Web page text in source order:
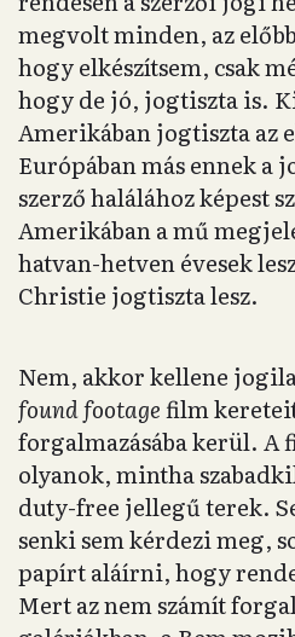
megvolt minden, az
hogy elkészítsem, csak
hogy de jó, jogtiszta is.
Amerikában jogtiszta az
Európában más ennek a
szerző halálához képest
Amerikában a mű
hatvan-hetven évesek
Christie jogtiszta lesz.
Nem, akkor kellene
found footagefilm
forgalmazásába kerül. A
olyanok, mintha
duty-free jellegű terek.
senki sem kérdezi meg,
papírt aláírni, hogy
Mert az nem számít